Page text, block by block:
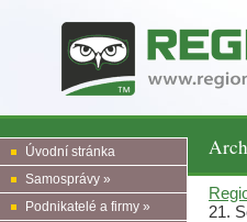
Úvodní stránka
Samosprávy »
Podnikatelé a firmy »
21.